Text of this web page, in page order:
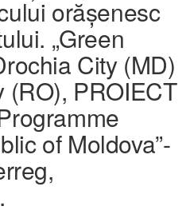
orășenesc
„Green
City (MD)
(RO), PROIECT
of Moldova”-